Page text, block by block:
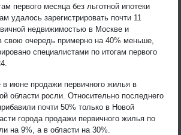
первого месяца без льготной ипотеки
удалось зарегистрировать почти 11
недвижимостью в Москве и
свою очередь примерно на 40% меньше,
специалистами по итогам первого
июне продажи первичного жилья в
области росли. Относительно последнего
почти 50% только в Новой
города продажи первичного жилья по
на 9%, а в области на 30%.